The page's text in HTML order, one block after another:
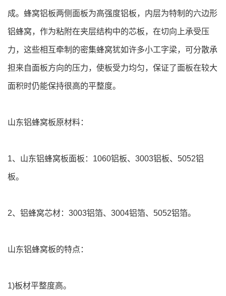
成。蜂窝铝板两侧面板为高强度铝板，内层为特制的六边形
铝蜂窝，作为粘附在夹层结构中的芯板，在切向上承受压
力，这些相互牵制的密集蜂窝犹如许多小工字梁，可分散承
担来自面板方向的压力，使板受力均匀，保证了面板在较大
面积时仍能保持很高的平整度。
山东铝蜂窝板原材料：
1、山东铝蜂窝板面板：1060铝板、3003铝板、5052铝
板。
2、铝蜂窝芯材：3003铝箔、3004铝箔、5052铝箔。
山东铝蜂窝板的特点：
1)板材平整度高。